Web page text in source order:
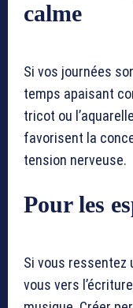
calme
Si vos journées
temps apaisant
tricot ou
favorisent la
tension nerveuse.
Pour les
Si vous ressentez
vous vers